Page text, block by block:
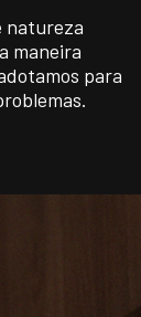
natureza
maneira
para